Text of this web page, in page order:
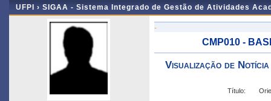
UFPI › SIGAA - Sistema Integrado de Gestão de Atividades
-
CMP010 -
Visualização de Notícia
Título: